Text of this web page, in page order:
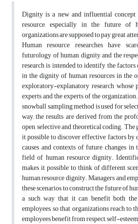
Dignity is a new and influential
resource, especially in the future of
organizations are supposed to pay great
Human resource researches have
futurology of human dignity and the
research is intended to identify the
in the dignity of human resources in the
exploratory-explanatory research
experts and the experts of the
snowball sampling method is used for
way, the results are derived from the
open, selective and theoretical coding.
it possible to discover effective factors by
causes and contexts of future changes
field of human resource dignity.
makes it possible to think of different
human resource dignity. Managers and
these scenarios to construct the future of
a such way that it can benefit both
employees, so that organizations reach to
employees benefit from respect, self-